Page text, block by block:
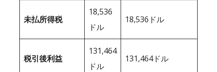
未払所得税
18,536
ドル
18,536ドル
税引後利益
131,464
ドル
131,464ドル